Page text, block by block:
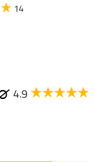
14
4.9